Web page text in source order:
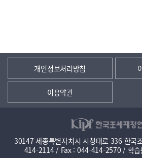
개인정보처리방침
이용약관
30147 세종특별자치시 시청대로 336 한국
414-2114 / Fax : 044-414-2570 / 학